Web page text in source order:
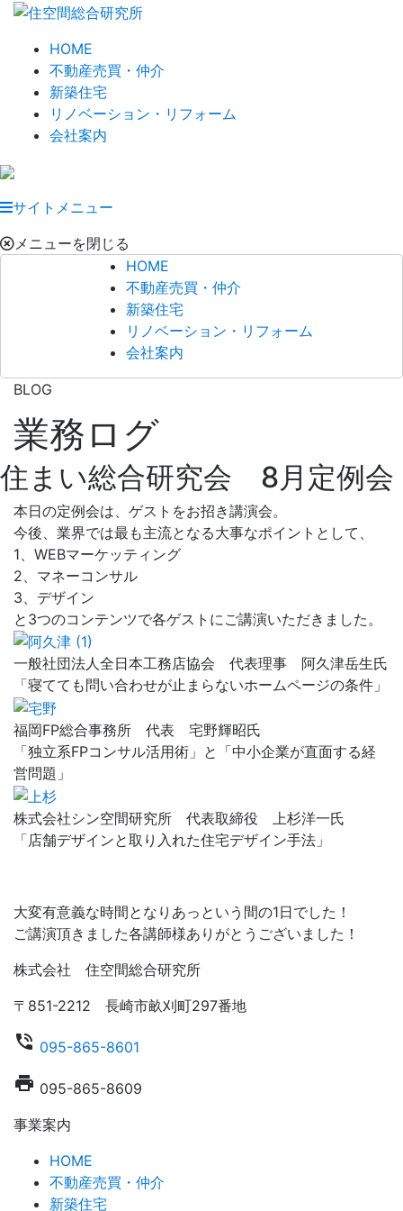
HOME
不動産売買・仲介
新築住宅
リノベーション・リフォーム
会社案内
サイトメニュー
メニューを閉じる
HOME
不動産売買・仲介
新築住宅
リノベーション・リフォーム
会社案内
BLOG
業務ログ
住まい総合研究会 8月定例会
本日の定例会は、ゲストをお招き講演会。
今後、業界では最も主流となる大事なポイントとして、
1、WEBマーケッティング
2、マネーコンサル
3、デザイン
と3つのコンテンツで各ゲストにご講演いただきました。
一般社団法人全日本工務店協会 代表理事 阿久津岳生氏
「寝てても問い合わせが止まらないホームページの条件」
福岡FP総合事務所 代表 宅野輝昭氏
「独立系FPコンサル活用術」と「中小企業が直面する経
営問題」
株式会社シン空間研究所 代表取締役 上杉洋一氏
「店舗デザインと取り入れた住宅デザイン手法」
大変有意義な時間となりあっという間の1日でした！
ご講演頂きました各講師様ありがとうございました！
株式会社 住空間総合研究所
〒851-2212 長崎市畝刈町297番地
phone_in_talk 095-865-8601
local_printshop 095-865-8609
事業案内
HOME
不動産売買・仲介
新築住宅